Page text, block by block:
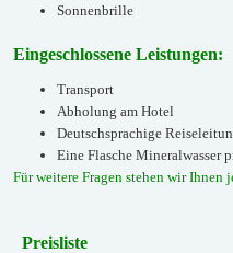
Sonnenbrille
Eingeschlossene Leistungen:
Transport
Abholung am Hotel
Deutschsprachige
Eine Flasche Mineralwasser
Für weitere Fragen stehen wir Ihnen
Preisliste